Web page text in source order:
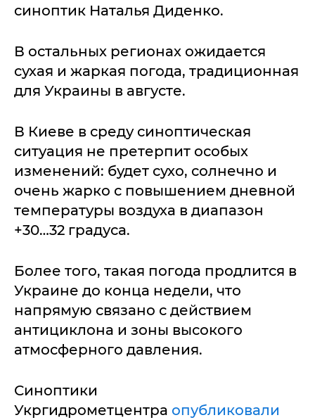
синоптик Наталья Диденко.
В остальных регионах ожидается
сухая и жаркая погода, традиционная
для Украины в августе.
В Киеве в среду синоптическая
ситуация не претерпит особых
изменений: будет сухо, солнечно и
очень жарко с повышением дневной
температуры воздуха в диапазон
+30…32 градуса.
Более того, такая погода продлится в
Украине до конца недели, что
напрямую связано с действием
антициклона и зоны высокого
атмосферного давления.
Синоптики
Укргидрометцентра опубликовали